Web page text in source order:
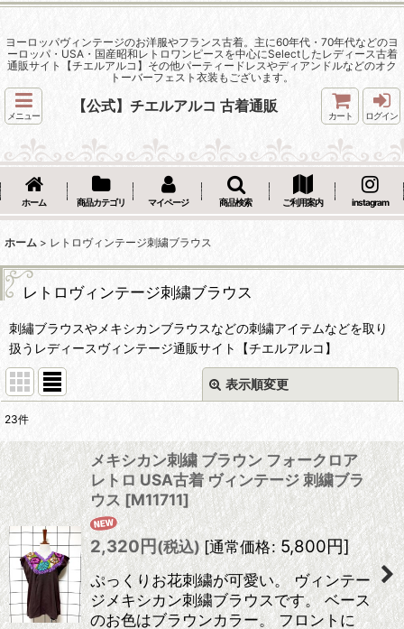
ヨーロッパヴィンテージのお洋服やフランス古着。主に60年代・70年代などのヨ
ーロッパ・USA・国産昭和レトロワンピースを中心にSelectしたレディース古着
通販サイト【チエルアルコ】その他パーティードレスやディアンドルなどのオク
トーバーフェスト衣装もございます。
メニュー
【公式】チエルアルコ 古着通販
カート ログイン
ホーム 商品カテゴリ マイページ 商品検索 ご利用案内 instagram
ホーム > レトロヴィンテージ刺繍ブラウス
レトロヴィンテージ刺繍ブラウス
刺繡ブラウスやメキシカンブラウスなどの刺繍アイテムなどを取り
扱うレディースヴィンテージ通販サイト【チエルアルコ】
表示順変更
在庫あり
並び順:
絞り込む
23件
メキシカン刺繍 ブラウン フォークロア
レトロ USA古着 ヴィンテージ 刺繍ブラ
ウス [M11711]
2,320円(税込) [通常価格: 5,800円]
ぷっくりお花刺繍が可愛い。 ヴィンテー
ジメキシカン刺繍ブラウスです。 ベース
のお色はブラウンカラー。 フロントに